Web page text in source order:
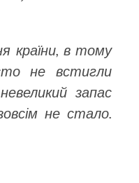
країни, в тому
не встигли
запас
не стало.